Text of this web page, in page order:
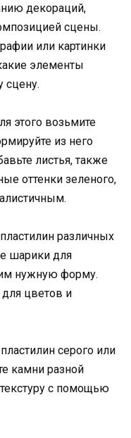
декораций,
сцены.
или картинки
элементы
сцену.
этого возьмите
из него
листья, также
оттенки зеленого,
различных
шарики для
нужную форму.
цветов и
серого или
камни разной
с помощью